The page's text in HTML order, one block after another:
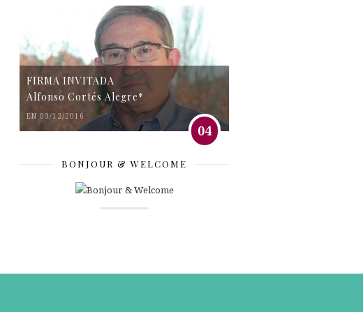
FIRMA INVITADA
Alfonso Cortés Alegre*
EN 03/12/2016
04
BONJOUR & WELCOME